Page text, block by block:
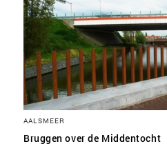
AALSMEER
Bruggen over de Middentocht